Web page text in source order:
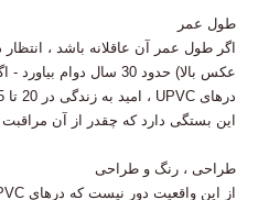
طول عمر
اگر طول عمر آن عاقلانه باشد ،
عکس بالا) حدود 30 سال
این بستگی دارد که چقدر از آن مراقبت
طراحی ، رنگ و طراحی